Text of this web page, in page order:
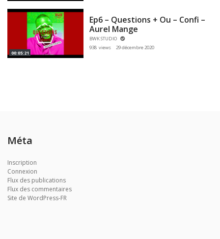
00:05:21
Ep6 – Questions + Ou – Confi –
Aurel Mange
BWK STUDIO
938 views
29 décembre 2020
Méta
Inscription
Connexion
Flux des publications
Flux des commentaires
Site de WordPress-FR